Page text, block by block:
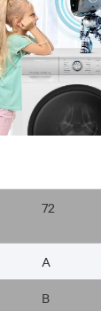
72
A
B